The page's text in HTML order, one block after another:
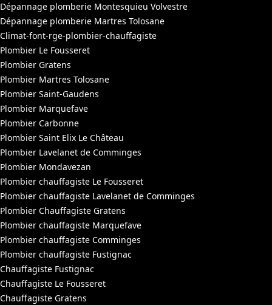
Dépannage plomberie Montesquieu Volvestre
Dépannage plomberie Martres Tolosane
Climat-font-rge-plombier-chauffagiste
Plombier Le Fousseret
Plombier Gratens
Plombier Martres Tolosane
Plombier Saint-Gaudens
Plombier Marquefave
Plombier Carbonne
Plombier Saint Elix Le Château
Plombier Lavelanet de Comminges
Plombier Mondavezan
Plombier chauffagiste Le Fousseret
Plombier chauffagiste Lavelanet de Comminges
Plombier Chauffagiste Gratens
Plombier chauffagiste Marquefave
Plombier chauffagiste Comminges
Plombier chauffagiste Fustignac
Chauffagiste Fustignac
Chauffagiste Le Fousseret
Chauffagiste Gratens